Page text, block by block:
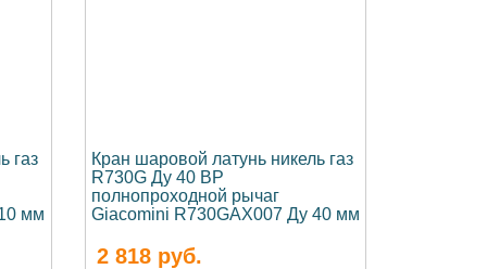
газ
мм
Кран шаровой латунь никель газ
R730G Ду 40 ВР
полнопроходной рычаг
Giacomini R730GAX007 Ду 40 мм
2 818руб.